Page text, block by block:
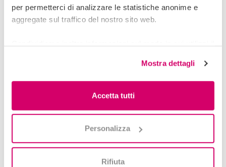
per permetterci di analizzare le statistiche anonime e
aggregate sul traffico del nostro sito web.
dei dati web, pubblicità e social media, i quali potrebbero
combinarle con altre informazioni che hai fornito loro o
che hanno raccolto dal tuo utilizzo dei loro servizi.
Mostra dettagli
Accetta tutti
Personalizza
Rifiuta
gara podistica più famosa d'Italia compie 50 anni.